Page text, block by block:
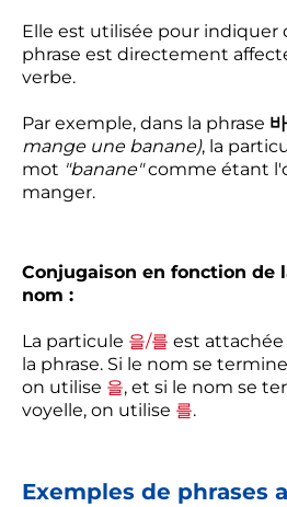
Elle est utilisée pour indiquer
phrase est directement
verbe.
Par exemple, dans la phrase
mange une banane), la
mot "banane"comme étant
manger.
Conjugaison en fonction de
nom :
La particule 을/를 est
la phrase. Si le nom se
on utilise 을, et si le nom se
voyelle, on utilise 를.
Exemples de phrases